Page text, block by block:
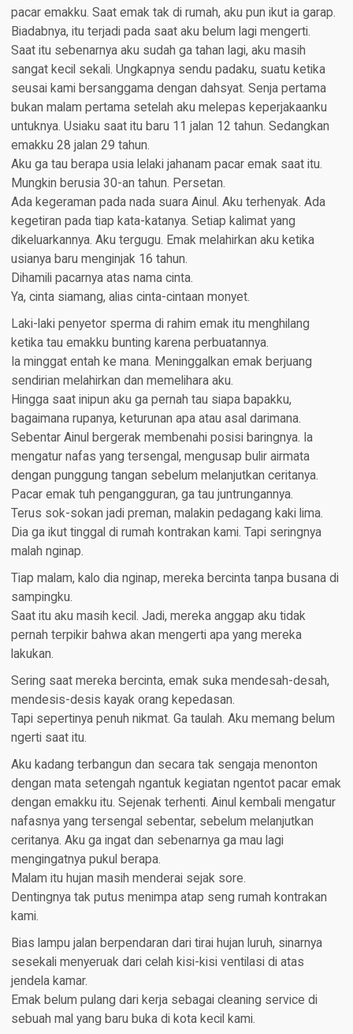
pacar emakku. Saat emak tak di rumah, aku pun ikut ia garap.
Biadabnya, itu terjadi pada saat aku belum lagi mengerti.
Saat itu sebenarnya aku sudah ga tahan lagi, aku masih
sangat kecil sekali. Ungkapnya sendu padaku, suatu ketika
seusai kami bersanggama dengan dahsyat. Senja pertama
bukan malam pertama setelah aku melepas keperjakaanku
untuknya. Usiaku saat itu baru 11 jalan 12 tahun. Sedangkan
emakku 28 jalan 29 tahun.
Aku ga tau berapa usia lelaki jahanam pacar emak saat itu.
Mungkin berusia 30-an tahun. Persetan.
Ada kegeraman pada nada suara Ainul. Aku terhenyak. Ada
kegetiran pada tiap kata-katanya. Setiap kalimat yang
dikeluarkannya. Aku tergugu. Emak melahirkan aku ketika
usianya baru menginjak 16 tahun.
Dihamili pacarnya atas nama cinta.
Ya, cinta siamang, alias cinta-cintaan monyet.
Laki-laki penyetor sperma di rahim emak itu menghilang
ketika tau emakku bunting karena perbuatannya.
Ia minggat entah ke mana. Meninggalkan emak berjuang
sendirian melahirkan dan memelihara aku.
Hingga saat inipun aku ga pernah tau siapa bapakku,
bagaimana rupanya, keturunan apa atau asal darimana.
Sebentar Ainul bergerak membenahi posisi baringnya. Ia
mengatur nafas yang tersengal, mengusap bulir airmata
dengan punggung tangan sebelum melanjutkan ceritanya.
Pacar emak tuh pengangguran, ga tau juntrungannya.
Terus sok-sokan jadi preman, malakin pedagang kaki lima.
Dia ga ikut tinggal di rumah kontrakan kami. Tapi seringnya
malah nginap.
Tiap malam, kalo dia nginap, mereka bercinta tanpa busana di
sampingku.
Saat itu aku masih kecil. Jadi, mereka anggap aku tidak
pernah terpikir bahwa akan mengerti apa yang mereka
lakukan.
Sering saat mereka bercinta, emak suka mendesah-desah,
mendesis-desis kayak orang kepedasan.
Tapi sepertinya penuh nikmat. Ga taulah. Aku memang belum
ngerti saat itu.
Aku kadang terbangun dan secara tak sengaja menonton
dengan mata setengah ngantuk kegiatan ngentot pacar emak
dengan emakku itu. Sejenak terhenti. Ainul kembali mengatur
nafasnya yang tersengal sebentar, sebelum melanjutkan
ceritanya. Aku ga ingat dan sebenarnya ga mau lagi
mengingatnya pukul berapa.
Malam itu hujan masih menderai sejak sore.
Dentingnya tak putus menimpa atap seng rumah kontrakan
kami.
Bias lampu jalan berpendaran dari tirai hujan luruh, sinarnya
sesekali menyeruak dari celah kisi-kisi ventilasi di atas
jendela kamar.
Emak belum pulang dari kerja sebagai cleaning service di
sebuah mal yang baru buka di kota kecil kami.